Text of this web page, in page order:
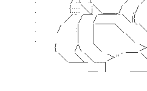
. {:::::＼j＼＿__/ ,/
. ／´/￣/￣￣
. / :| |￣￣＼ ｀
. | ｜ ＼ ＼
{ ∧ ＼ ＿_＞''´ ＼
＼ ＼＼____＞''´ ＼
￣￣＿ | ＿＿｢￣